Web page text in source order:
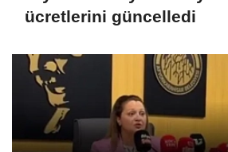
ücretlerini güncelledi